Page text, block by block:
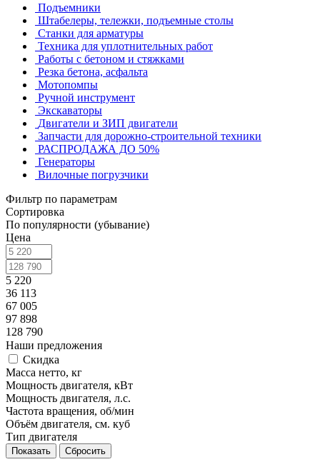
Подъемники
Штабелеры, тележки, подъемные столы
Станки для арматуры
Техника для уплотнительных работ
Работы с бетоном и стяжками
Резка бетона, асфальта
Мотопомпы
Ручной инструмент
Экскаваторы
Двигатели и ЗИП двигатели
Запчасти для дорожно-строительной техники
РАСПРОДАЖА ДО 50%
Генераторы
Вилочные погрузчики
Фильтр по параметрам
Сортировка
По популярности (убывание)
Цена
5 220
36 113
67 005
97 898
128 790
Наши предложения
Скидка
Масса нетто, кг
Мощность двигателя, кВт
Мощность двигателя, л.с.
Частота вращения, об/мин
Объём двигателя, см. куб
Тип двигателя
Сбросить